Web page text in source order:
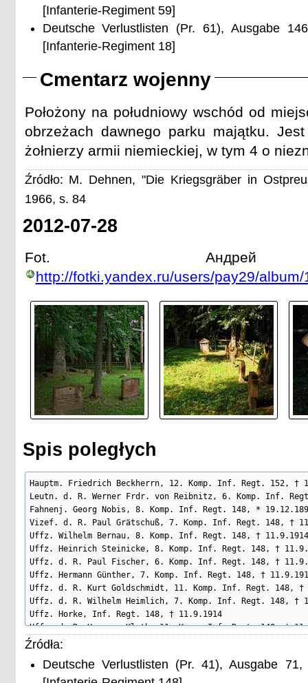
Musk. [Jos.] Kron [Krohn], 7. Komp. Inf. Regt. 18, †
Musk. Johann Kwaß, 7. Komp. Inf. Regt. 18, † 11.9.1914
Musk. Wilhelm Papajewski, 7. Komp. Inf. Regt. 18, †
Musk. Wilhelm Kaul, 7. Komp. Inf. Regt. 18, † 11.9.1914
Musk. Franz Komoschinski, 11. Komp. Inf. Regt. 59, †
Musk. Hugo Lohmeier, 11. Komp. Inf. Regt. 59, † 11.9.1914
[Infanterie-Regiment 59]
Deutsche Verlustlisten (Pr. 61), Ausgabe
[Infanterie-Regiment 18]
Cmentarz wojenny
Położony na południowy wschód od
obrzeżach dawnego parku majątku.
żołnierzy armii niemieckiej, w tym 4 o
Źródło: M. Dehnen, "Die Kriegsgräber in
1966, s. 84
2012-07-28
Fot. Андрей
http://fotki.yandex.ru/users/pay29/album/
Spis poległych
Hauptm. Friedrich Beckherrn, 12. Komp. Inf. Regt. 152, †
Leutn. d. R. Werner Frdr. von Reibnitz, 6. Komp. Inf.
Fahnenj. Georg Nobis, 8. Komp. Inf. Regt. 148, *
Vizef. d. R. Paul Grätschuß, 7. Komp. Inf. Regt. 148, †
Uffz. Wilhelm Bernau, 8. Komp. Inf. Regt. 148, † 11.9.1914
Uffz. Heinrich Steinicke, 8. Komp. Inf. Regt. 148, †
Uffz. d. R. Paul Fischer, 6. Komp. Inf. Regt. 148, †
Uffz. Hermann Günther, 7. Komp. Inf. Regt. 148, †
Uffz. d. R. Kurt Goldschmidt, 11. Komp. Inf. Regt. 148, †
Uffz. d. R. Wilhelm Heimlich, 7. Komp. Inf. Regt. 148, †
Uffz. Horke, Inf. Regt. 148, † 11.9.1914
Uffz. d. R. Hermann Kluth, 11. Komp. Inf. Regt. 148, †
Uffz. Franz Rausch, 7. Komp. Inf. Regt. 148, † 11.9.1914
Uffz. Schwarzbucher, Inf. Regt. 148, † 11.9.1914
Uffz. Adolf Strauß, 7. Komp. Inf. Regt. 148, † 11.9.1914
Źródła:
Deutsche Verlustlisten (Pr. 41), Ausgabe